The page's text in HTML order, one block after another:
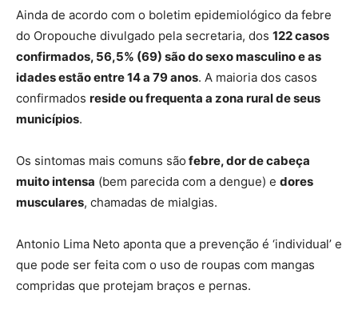
Ainda de acordo com o boletim epidemiológico da febre
do Oropouche divulgado pela secretaria, dos 122 casos
confirmados, 56,5% (69) são do sexo masculino e as
idades estão entre 14 a 79 anos. A maioria dos casos
confirmados reside ou frequenta a zona rural de seus
municípios.
Os sintomas mais comuns são febre, dor de cabeça
muito intensa (bem parecida com a dengue) e dores
musculares, chamadas de mialgias.
Antonio Lima Neto aponta que a prevenção é ‘individual’ e
que pode ser feita com o uso de roupas com mangas
compridas que protejam braços e pernas.